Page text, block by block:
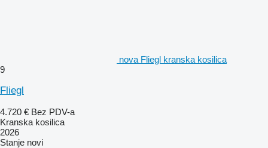
nova Fliegl kranska kosilica
9
Fliegl
4.720 € Bez PDV-a
Kranska kosilica
2026
Stanje novi